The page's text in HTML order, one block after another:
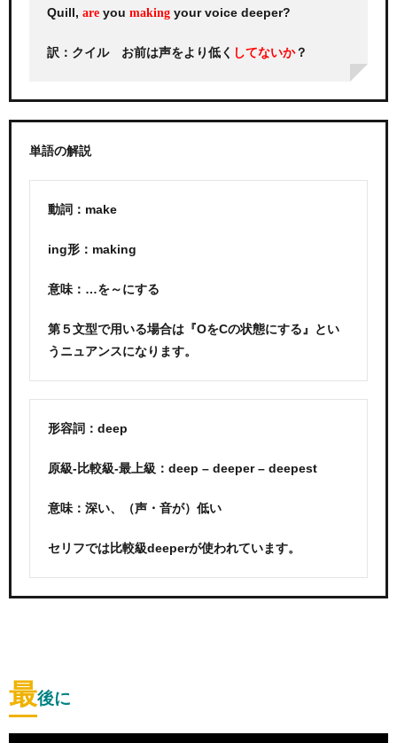
Quill, are you making your voice deeper?
訳：クイル お前は声をより低く してないか？
単語の解説
動詞：make
ing形：making
意味：…を～にする
第５文型で用いる場合は『OをCの状態にする』とい
うニュアンスになります。
形容詞：deep
原級-比較級-最上級：deep – deeper – deepest
意味：深い、（声・音が）低い
セリフでは比較級deeperが使われています。
最後に